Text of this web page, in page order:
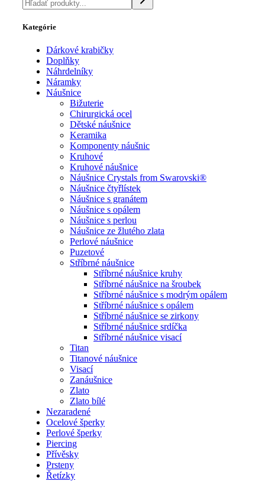
Kategórie
Dárkové krabičky
Doplňky
Náhrdelníky
Náramky
Náušnice
Bižuterie
Chirurgická ocel
Dětské náušnice
Keramika
Komponenty náušnic
Kruhové
Kruhové náušnice
Náušnice Crystals from Swarovski®
Náušnice čtyřlístek
Náušnice s granátem
Náušnice s opálem
Náušnice s perlou
Náušnice ze žlutého zlata
Perlové náušnice
Puzetové
Stříbrné náušnice
Stříbrné náušnice kruhy
Stříbrné náušnice na šroubek
Stříbrné náušnice s modrým opálem
Stříbrné náušnice s opálem
Stříbrné náušnice se zirkony
Stříbrné náušnice srdíčka
Stříbrné náušnice visací
Titan
Titanové náušnice
Visací
Zanáušnice
Zlato
Zlato bílé
Nezaradené
Ocelové šperky
Perlové šperky
Piercing
Přívěsky
Prsteny
Řetízky